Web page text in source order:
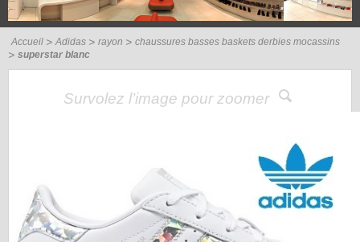
Accueil Adidas rayon
chaussures basses baskets derbies mocassins
superstar blanc
Survolez l’image pour zoomer